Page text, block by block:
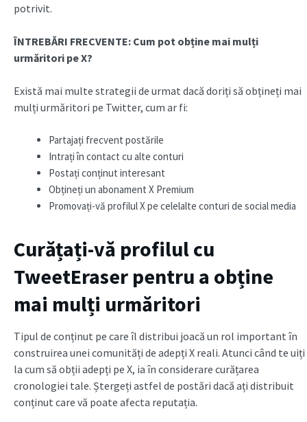
potrivit.
ÎNTREBĂRI FRECVENTE: Cum pot obține mai mulți
urmăritori pe X?
Există mai multe strategii de urmat dacă doriți să obțineți mai
mulți urmăritori pe Twitter, cum ar fi:
Partajați frecvent postările
Intrați în contact cu alte conturi
Postați conținut interesant
Obțineți un abonament X Premium
Promovați-vă profilul X pe celelalte conturi de social media
Curățați-vă profilul cu
TweetEraser pentru a obține
mai mulți urmăritori
Tipul de conținut pe care îl distribui joacă un rol important în
construirea unei comunități de adepți X reali. Atunci când te uiți
la cum să obții adepți pe X, ia în considerare curățarea
cronologiei tale. Ștergeți astfel de postări dacă ați distribuit
conținut care vă poate afecta reputația.